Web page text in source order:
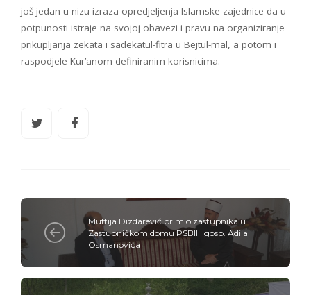
još jedan u nizu izraza opredjeljenja Islamske zajednice da u
potpunosti istraje na svojoj obavezi i pravu na organiziranje
prikupljanja zekata i sadekatul-fitra u Bejtul-mal, a potom i
raspodjele Kur’anom definiranim korisnicima.
Muftija Dizdarević primio zastupnika u
Zastupničkom domu PSBIH gosp. Adila
Osmanovića